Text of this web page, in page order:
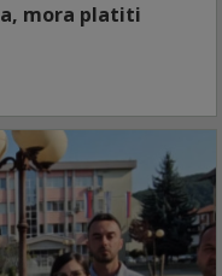
mora platiti